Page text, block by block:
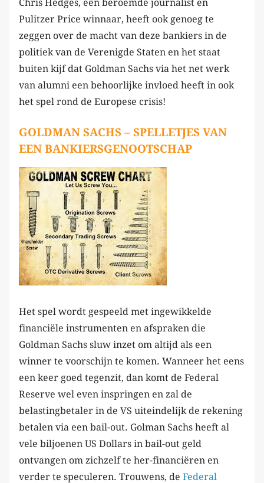
Chris Hedges, een beroemde journalist en
Pulitzer Price winnaar, heeft ook genoeg te
zeggen over de macht van deze bankiers in de
politiek van de Verenigde Staten en het staat
buiten kijf dat Goldman Sachs via het net werk
van alumni een behoorlijke invloed heeft in ook
het spel rond de Europese crisis!
GOLDMAN SACHS – SPELLETJES VAN
EEN BANKIERSGENOOTSCHAP
Het spel wordt gespeeld met ingewikkelde
financiële instrumenten en afspraken die
Goldman Sachs sluw inzet om altijd als een
winner te voorschijn te komen. Wanneer het eens
een keer goed tegenzit, dan komt de Federal
Reserve wel even inspringen en zal de
belastingbetaler in de VS uiteindelijk de rekening
betalen via een bail-out. Golman Sachs heeft al
vele biljoenen US Dollars in bail-out geld
ontvangen om zichzelf te her-financiëren en
verder te speculeren. Trouwens, de Federal